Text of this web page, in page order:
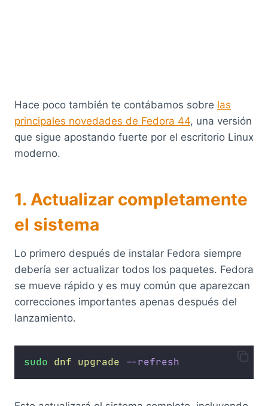
Hace poco también te contábamos sobre las
principales novedades de Fedora 44, una versión
que sigue apostando fuerte por el escritorio Linux
moderno.
1. Actualizar completamente
el sistema
Lo primero después de instalar Fedora siempre
debería ser actualizar todos los paquetes. Fedora
se mueve rápido y es muy común que aparezcan
correcciones importantes apenas después del
lanzamiento.
sudo dnf upgrade --refresh